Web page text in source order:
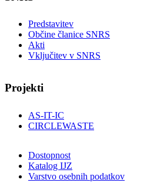
Predstavitev
Občine članice SNRS
Akti
Vključitev v SNRS
Projekti
AS-IT-IC
CIRCLEWASTE
Dostopnost
Katalog IJZ
Varstvo osebnih podatkov